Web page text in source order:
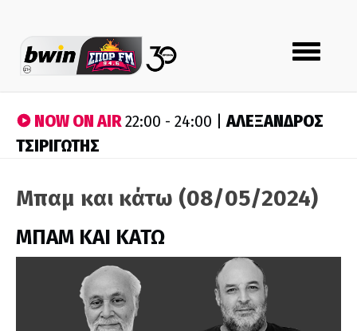
Toggle
navigation
NOW ON AIR22:00 - 24:00 |ΑΛΕΞΑΝΔΡΟΣ
ΤΣΙΡΙΓΩΤΗΣ
Μπαμ και κάτω (08/05/2024)
ΜΠΑΜ ΚΑΙ ΚΑΤΩ